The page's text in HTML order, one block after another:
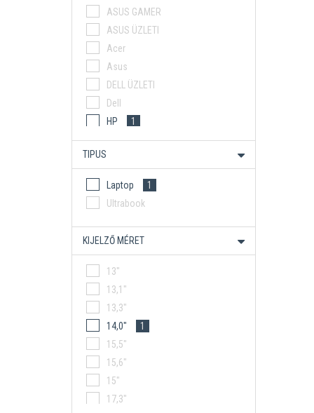
ASUS GAMER
ASUS ÜZLETI
Acer
Asus
DELL ÜZLETI
Dell
HP
1
HP ÜZLETI
Lenovo Gamer
MSI
TIPUS
Laptop
1
Ultrabook
KIJELZŐ MÉRET
13"
13,1"
13,3"
14,0"
1
15,5"
15,6"
15"
17,3"